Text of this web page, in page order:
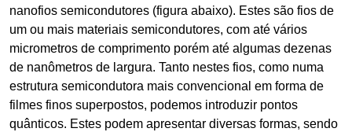
nanofios semicondutores (figura abaixo). Estes são fios de
um ou mais materiais semicondutores, com até vários
micrometros de comprimento porém até algumas dezenas
de nanômetros de largura. Tanto nestes fios, como numa
estrutura semicondutora mais convencional em forma de
filmes finos superpostos, podemos introduzir pontos
quânticos. Estes podem apresentar diversas formas, sendo